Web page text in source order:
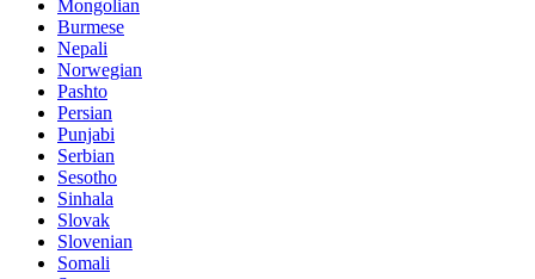
Mongolian
Burmese
Nepali
Norwegian
Pashto
Persian
Punjabi
Serbian
Sesotho
Sinhala
Slovak
Slovenian
Somali